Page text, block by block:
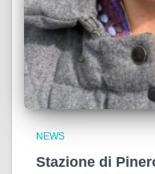
NEWS
Stazione di